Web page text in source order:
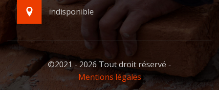
indisponible
©2021 - 2026 Tout droit réservé -
Mentions légales